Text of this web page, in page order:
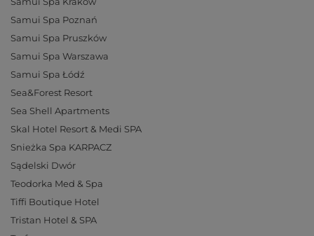
Samui Spa Poznań
Samui Spa Pruszków
Samui Spa Warszawa
Samui Spa Łódź
Sea&Forest Resort
Sea Shell Apartments
Skal Hotel Resort & Medi SPA
Snieżka Spa KARPACZ
Sądelski Dwór
Teodorka Med & Spa
Tiffi Boutique Hotel
Tristan Hotel & SPA